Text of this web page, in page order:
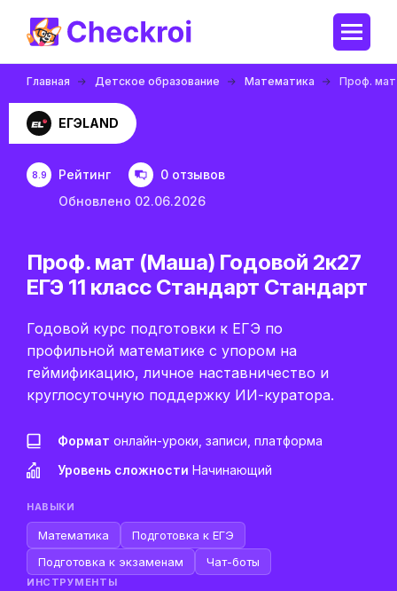
Главная Детское образование Математика Проф. мат
ЕГЭLAND
8.9 Рейтинг
0 отзывов
Обновлено 02.06.2026
Проф. мат (Маша) Годовой 2к27
ЕГЭ 11 класс Стандарт Стандарт
Годовой курс подготовки к ЕГЭ по
профильной математике с упором на
геймификацию, личное наставничество и
круглосуточную поддержку ИИ-куратора.
Формат онлайн-уроки, записи, платформа
Уровень сложности Начинающий
НАВЫКИ
Математика
Подготовка к ЕГЭ
Подготовка к экзаменам
Чат-боты
ИНСТРУМЕНТЫ